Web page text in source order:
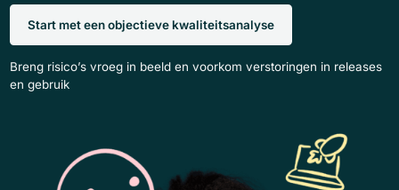
Start met een objectieve kwaliteitsanalyse
Breng risico’s vroeg in beeld en voorkom verstoringen in releases
en gebruik